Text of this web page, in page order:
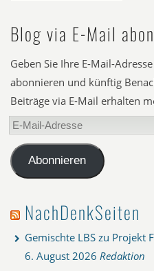
Blog via E-Mail
Geben Sie Ihre E-Mail-
abonnieren und künftig
Beiträge via E-Mail erhalten
E-
Mail-
AdresseAbonnieren
NachDenkSeiten
Gemischte LBS zu Projekt
6. August 2026 Redaktion